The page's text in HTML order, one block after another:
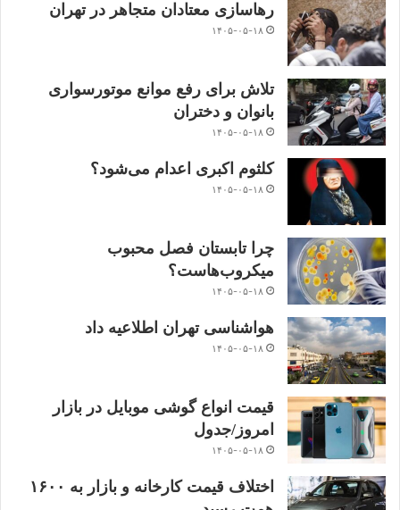
رهاسازی معتادان متجاهر در تهران
۱۴۰۵-۰۵-۱۸
تلاش برای رفع موانع موتورسواری
بانوان و دختران
۱۴۰۵-۰۵-۱۸
کلثوم اکبری اعدام می‌شود؟
۱۴۰۵-۰۵-۱۸
چرا تابستان فصل محبوب
میکروب‌هاست؟
۱۴۰۵-۰۵-۱۸
هواشناسی تهران اطلاعیه داد
۱۴۰۵-۰۵-۱۸
قیمت انواع گوشی موبایل در بازار
امروز/جدول
۱۴۰۵-۰۵-۱۸
اختلاف قیمت کارخانه و بازار به ۱۶۰۰